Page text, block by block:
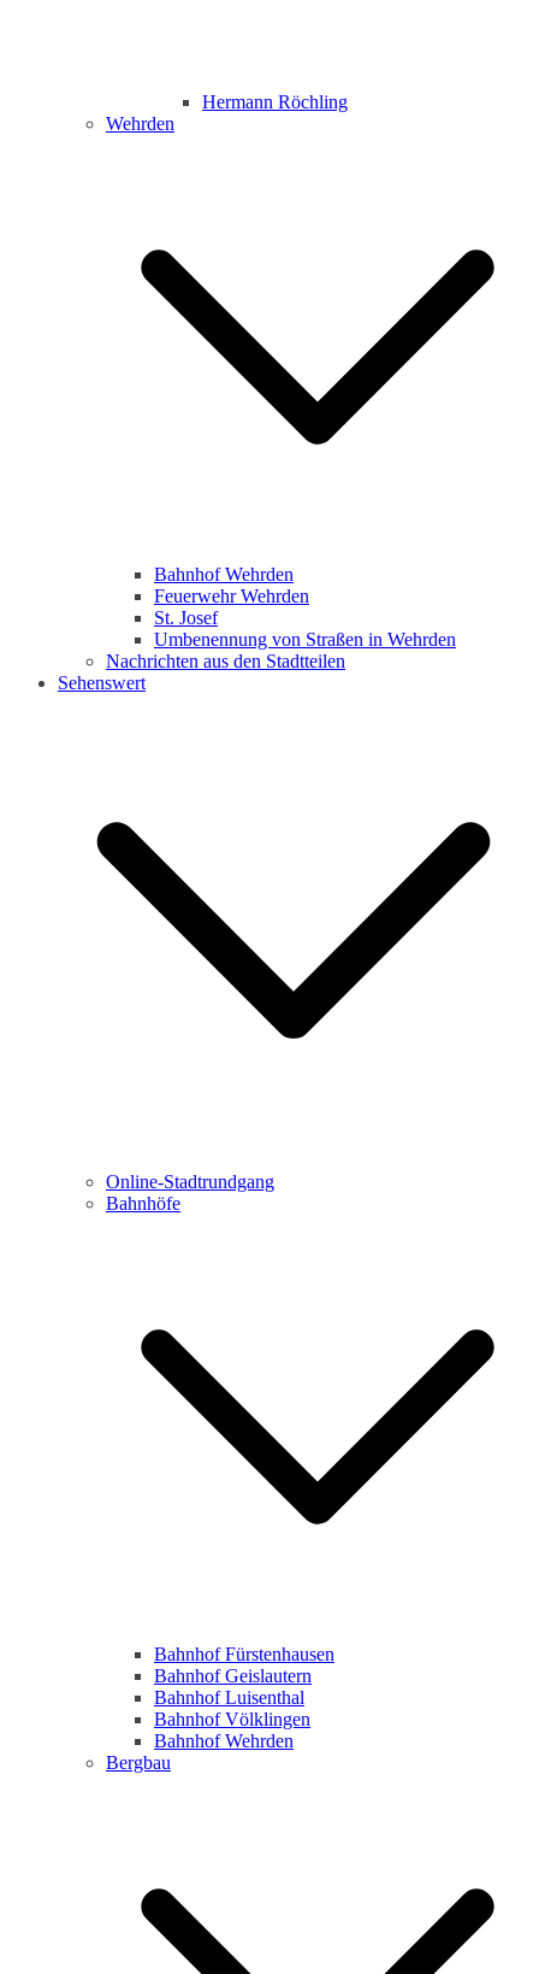
Hermann Röchling
Wehrden
Bahnhof Wehrden
Feuerwehr Wehrden
St. Josef
Umbenennung von Straßen in Wehrden
Nachrichten aus den Stadtteilen
Sehenswert
Online-Stadtrundgang
Bahnhöfe
Bahnhof Fürstenhausen
Bahnhof Geislautern
Bahnhof Luisenthal
Bahnhof Völklingen
Bahnhof Wehrden
Bergbau